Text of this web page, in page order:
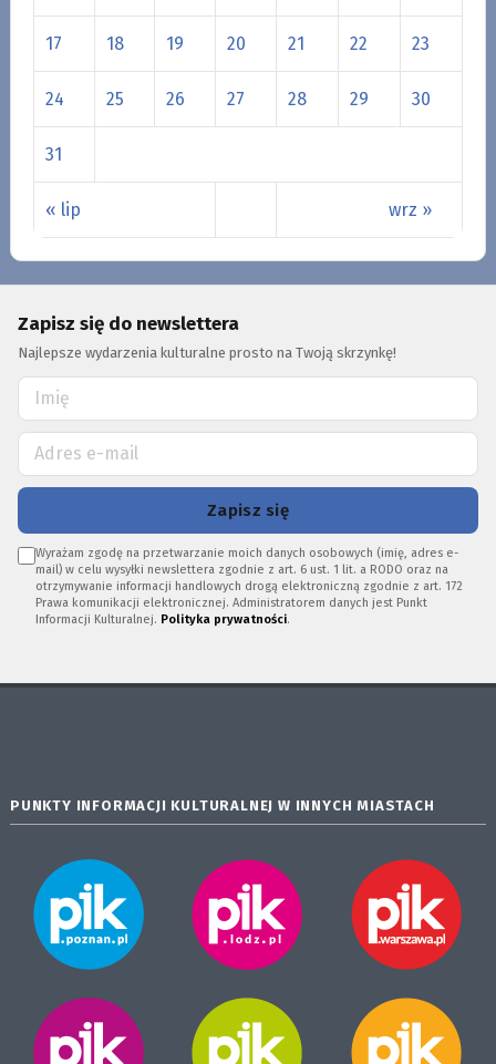
« lip wrz »
17 18 19 20 21 22 23
24 25 26 27 28 29 30
31
Zapisz się do newslettera
Najlepsze wydarzenia kulturalne prosto na Twoją skrzynkę!
Zapisz się
Wyrażam zgodę na przetwarzanie moich danych osobowych (imię, adres e-
mail) w celu wysyłki newslettera zgodnie z art. 6 ust. 1 lit. a RODO oraz na
otrzymywanie informacji handlowych drogą elektroniczną zgodnie z art. 172
Prawa komunikacji elektronicznej. Administratorem danych jest Punkt
Informacji Kulturalnej. Polityka prywatności.
PUNKTY INFORMACJI KULTURALNEJ W INNYCH MIASTACH